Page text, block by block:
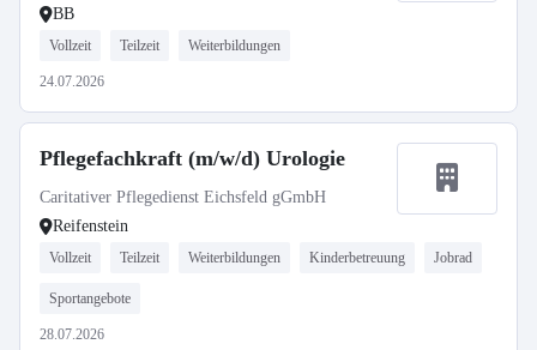
BB
Vollzeit Teilzeit Weiterbildungen
24.07.2026
Pflegefachkraft (m/w/d) Urologie
Caritativer Pflegedienst Eichsfeld gGmbH
Reifenstein
Vollzeit Teilzeit Weiterbildungen Kinderbetreuung Jobrad
Sportangebote
28.07.2026